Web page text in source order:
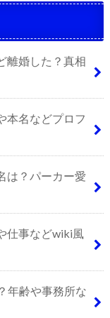
離婚した？真相
本名などプロフ
は？パーカー愛
仕事などwiki風
年齢や事務所な